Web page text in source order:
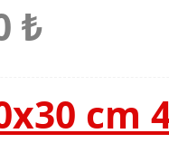
₺
cm